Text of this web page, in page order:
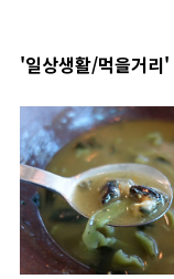
'일상생활/먹을거리'